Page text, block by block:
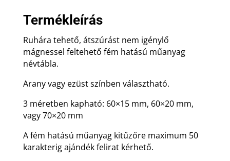
Termékleírás
Ruhára tehető, átszúrást nem igénylő
mágnessel feltehető fém hatású műanyag
névtábla.
Arany vagy ezüst színben választható.
3 méretben kapható: 60×15 mm, 60×20 mm,
vagy 70×20 mm
A fém hatású műanyag kitűzőre maximum 50
karakterig ajándék felirat kérhető.